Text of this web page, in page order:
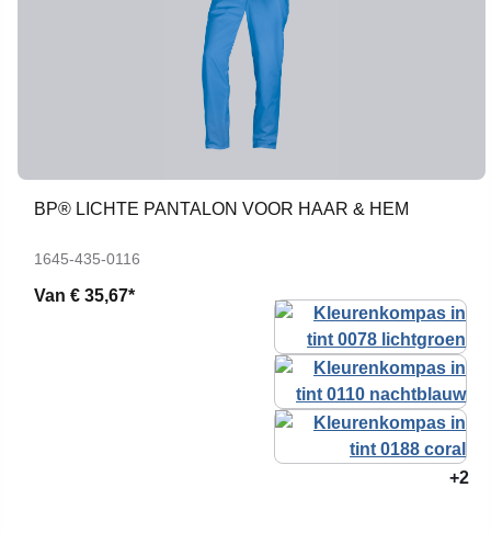
BP® LICHTE PANTALON VOOR HAAR & HEM
1645-435-0116
Van € 35,67*
+2